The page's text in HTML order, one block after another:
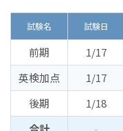
試験名 試験日
前期 1/17
英検加点
1/17
後期
1/18